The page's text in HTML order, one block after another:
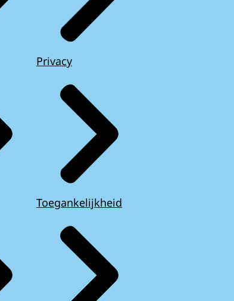
Privacy
Toegankelijkheid